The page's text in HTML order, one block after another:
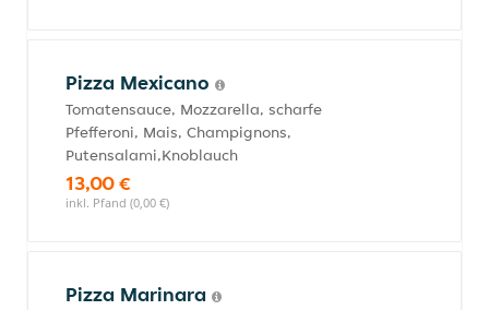
Pizza Mexicano
Tomatensauce, Mozzarella, scharfe
Pfefferoni, Mais, Champignons,
Putensalami,Knoblauch
13,00 €
inkl. Pfand (0,00 €)
Pizza Marinara